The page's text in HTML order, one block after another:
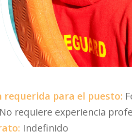
requerida para el puesto:
No requiere experiencia
Indefinido